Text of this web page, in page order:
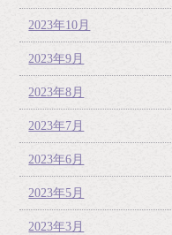
2023年10月
2023年9月
2023年8月
2023年7月
2023年6月
2023年5月
2023年3月